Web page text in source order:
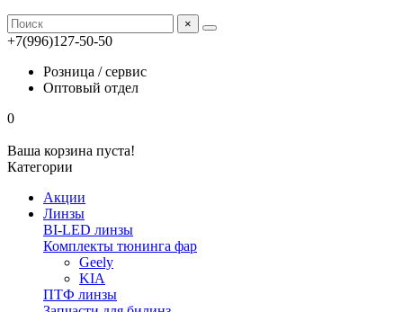
×
+7(996)127-50-50
Розница / сервис
Оптовый отдел
0
Ваша корзина пуста!
Категории
Акции
Линзы
BI-LED линзы
Комплекты тюнинга фар
Geely
KIA
ПТФ линзы